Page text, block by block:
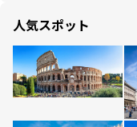
人気スポット